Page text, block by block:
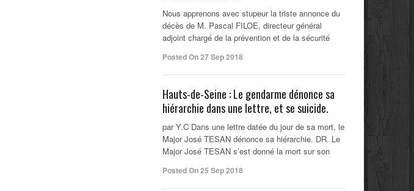
Nous apprenons avec stupeur la triste annonce du
décès de M. Pascal FILOE, directeur général
adjoint chargé de la prévention et de la sécurité
Posted On 27 Sep 2018
Hauts-de-Seine : Le gendarme dénonce sa
hiérarchie dans une lettre, et se suicide.
par Y.C Dans une lettre datée du jour de sa mort, le
Major José TESAN dénonce sa hiérarchie. DR. Le
Major José TESAN s’est donné la mort sur son
Posted On 25 Sep 2018